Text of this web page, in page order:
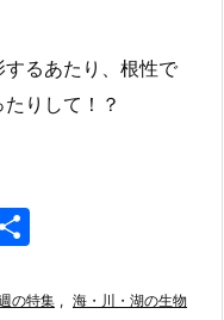
るあたり、根性で
りして！？
の特集 , 海・川・湖の生物